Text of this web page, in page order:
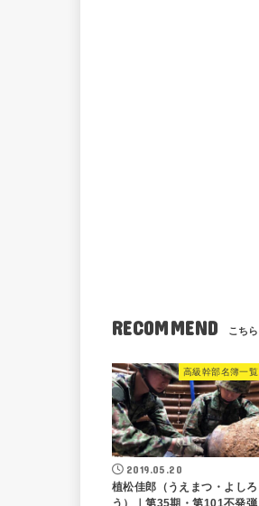
RECOMMEND
高級幹部名簿一覧
2019.05.20
植松佳郎（うえまつ・よしろ